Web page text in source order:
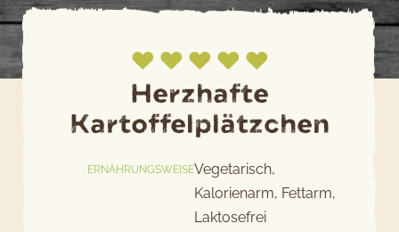
Jetzt bewerten
Herzhafte
Kartoffelplätzchen
ERNÄHRUNGSWEISEVegetarisch,
Kalorienarm, Fettarm,
Laktosefrei